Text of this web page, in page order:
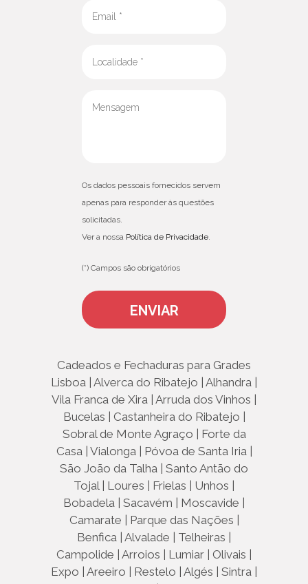
Cadeados e fechaduras para grades de enrolar automatizadas
Cadeados e fechaduras para grades manuais e elétricas para
Cadeados e fechaduras para grades manuais e elétricas para
Cadeados e fechaduras para grades manuais e elétricas para
Cadeados e fechaduras para grades manuais e elétricas para
Cadeados e fechaduras para grades manuais e elétricas para
Cadeados e fechaduras para grades manuais e elétricas para
Cadeados e fechaduras para grades manuais e elétricas para
Cadeados e fechaduras para grades manuais e elétricas para
apartamentos
Cadeados e fechaduras para grades manuais e elétricas para
Cadeados e fechaduras para grades manuais e elétricas para
centros comerciais
Cadeados e fechaduras para grades lagarto
Cadeados e fechaduras para grades lagartas
Cadeados e fechaduras para grades de lagartas
Os dados pessoais fornecidos servem
apenas para responder às questões
solicitadas.
Ver a nossa Política de Privacidade.
(*) Campos são obrigatórios
Cadeados e Fechaduras para Grades
Lisboa | Alverca do Ribatejo | Alhandra |
Vila Franca de Xira | Arruda dos Vinhos |
Bucelas | Castanheira do Ribatejo |
Sobral de Monte Agraço | Forte da
Casa | Vialonga | Póvoa de Santa Iria |
São João da Talha | Santo Antão do
Tojal | Loures | Frielas | Unhos |
Bobadela | Sacavém | Moscavide |
Camarate | Parque das Nações |
Benfica | Alvalade | Telheiras |
Campolide | Arroios | Lumiar | Olivais |
Expo | Areeiro | Restelo | Algés | Sintra |